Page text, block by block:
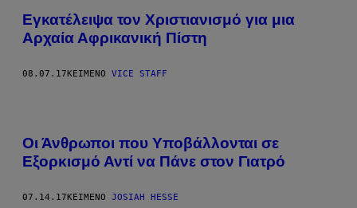
Εγκατέλειψα τον Χριστιανισμό για μια
Αρχαία Αφρικανική Πίστη
08.07.17 ΚΕΊΜΕΝΟ VICE STAFF
Οι Άνθρωποι που Υποβάλλονται σε
Εξορκισμό Αντί να Πάνε στον Γιατρό
07.14.17ΚΕΊΜΕΝΟ JOSIAH HESSE